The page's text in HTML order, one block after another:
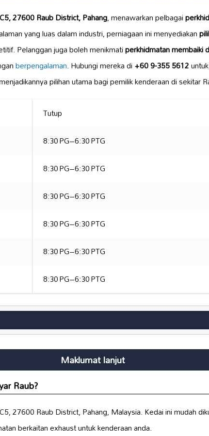
C5, 27600 Raub District, Pahang, menawarkan pelbagai
yang luas dalam industri, perniagaan ini menyediakan
Pelanggan juga boleh menikmatiperkhidmatan membaiki
berpengalaman. Hubungi mereka di+60 9-355 5612
pilihan utama bagi pemilik kenderaan di sekitar
Tutup
8:30 PG–6:30 PTG
8:30 PG–6:30 PTG
8:30 PG–6:30 PTG
8:30 PG–6:30 PTG
8:30 PG–6:30 PTG
8:30 PG–6:30 PTG
Maklumat lanjut
Raub?
27600 Raub District, Pahang, Malaysia. Kedai ini mudah
berkaitan exhaust untuk kenderaan anda.